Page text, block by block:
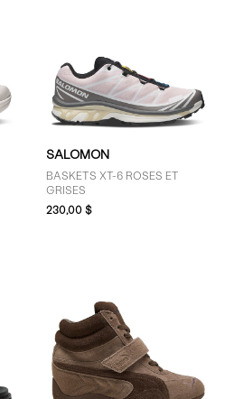
SALOMON
BASKETS XT-6 ROSES ET
GRISES
230,00 $